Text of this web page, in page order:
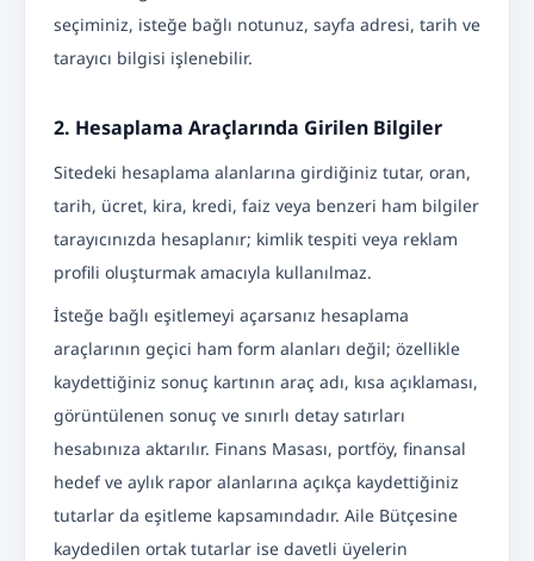
seçiminiz, isteğe bağlı notunuz, sayfa adresi, tarih ve
tarayıcı bilgisi işlenebilir.
2. Hesaplama Araçlarında Girilen Bilgiler
Sitedeki hesaplama alanlarına girdiğiniz tutar, oran,
tarih, ücret, kira, kredi, faiz veya benzeri ham bilgiler
tarayıcınızda hesaplanır; kimlik tespiti veya reklam
profili oluşturmak amacıyla kullanılmaz.
İsteğe bağlı eşitlemeyi açarsanız hesaplama
araçlarının geçici ham form alanları değil; özellikle
kaydettiğiniz sonuç kartının araç adı, kısa açıklaması,
görüntülenen sonuç ve sınırlı detay satırları
hesabınıza aktarılır. Finans Masası, portföy, finansal
hedef ve aylık rapor alanlarına açıkça kaydettiğiniz
tutarlar da eşitleme kapsamındadır. Aile Bütçesine
kaydedilen ortak tutarlar ise davetli üyelerin